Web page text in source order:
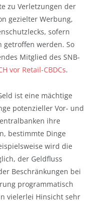
zu Verletzungen der
gezielter Werbung,
sofern
getroffen werden. So
Mitglied des SNB-
vor Retail-CBDCs.
ist eine mächtige
potenzieller Vor- und
ihre
bestimmte Dinge
wird die
der Geldfluss
Beschränkungen bei
programmatisch
vielerlei Hinsicht sehr